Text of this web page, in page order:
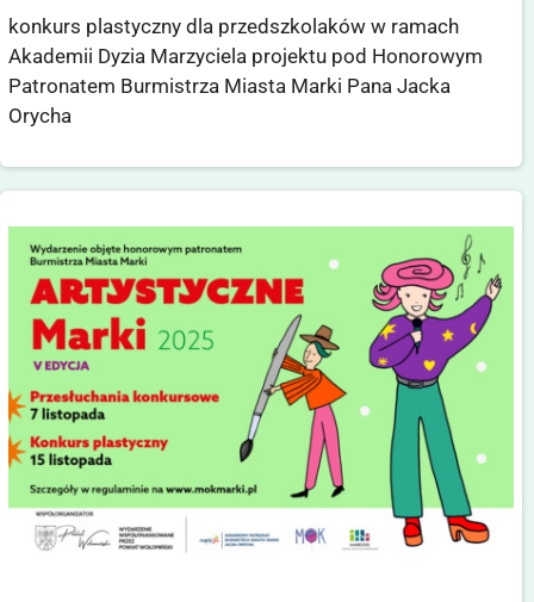
konkurs plastyczny dla przedszkolaków w ramach
Akademii Dyzia Marzyciela projektu pod Honorowym
Patronatem Burmistrza Miasta Marki Pana Jacka
Orycha